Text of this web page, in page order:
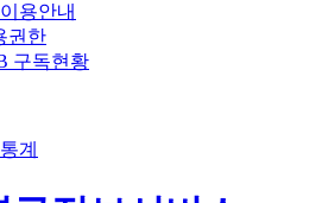
용안내
권한
구독현황
계